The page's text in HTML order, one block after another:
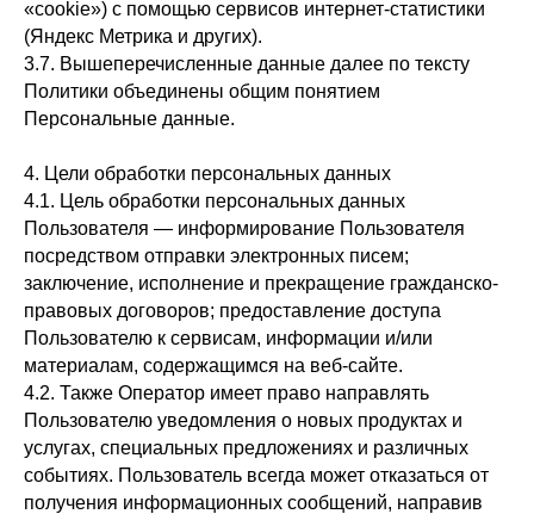
«cookie») с помощью сервисов интернет-статистики
(Яндекс Метрика и других).
3.7. Вышеперечисленные данные далее по тексту
Политики объединены общим понятием
Персональные данные.
4. Цели обработки персональных данных
4.1. Цель обработки персональных данных
Пользователя — информирование Пользователя
посредством отправки электронных писем;
заключение, исполнение и прекращение гражданско-
правовых договоров; предоставление доступа
Пользователю к сервисам, информации и/или
материалам, содержащимся на веб-сайте.
4.2. Также Оператор имеет право направлять
Пользователю уведомления о новых продуктах и
услугах, специальных предложениях и различных
событиях. Пользователь всегда может отказаться от
получения информационных сообщений, направив